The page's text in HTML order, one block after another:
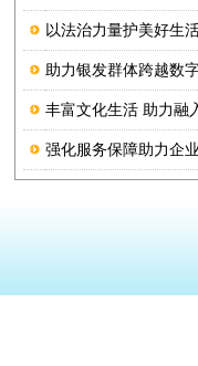
以法治力量护美好生
助力银发群体跨越数
丰富文化生活 助力融
强化服务保障助力企